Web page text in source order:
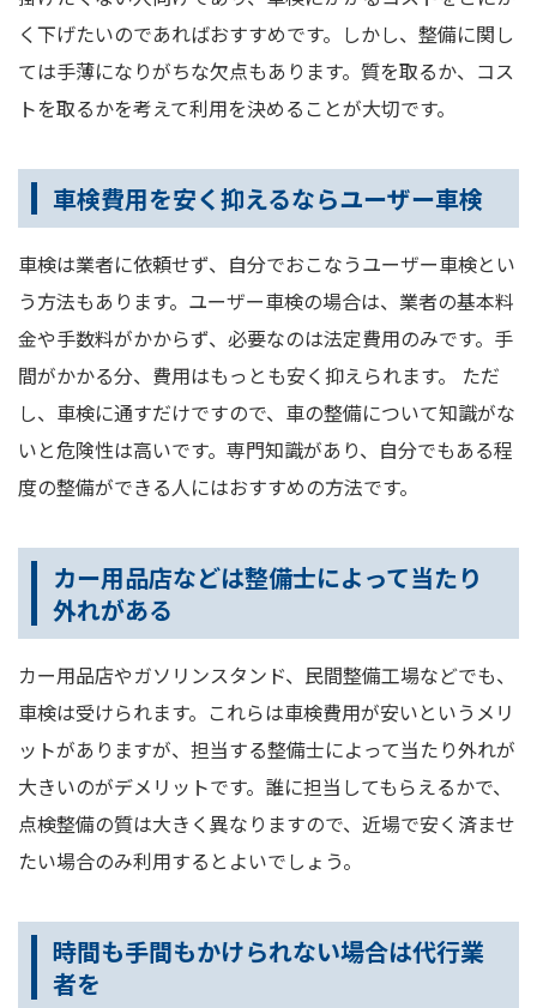
く下げたいのであればおすすめです。しかし、整備に関し
ては手薄になりがちな欠点もあります。質を取るか、コス
トを取るかを考えて利用を決めることが大切です。
車検費用を安く抑えるならユーザー車検
車検は業者に依頼せず、自分でおこなうユーザー車検とい
う方法もあります。ユーザー車検の場合は、業者の基本料
金や手数料がかからず、必要なのは法定費用のみです。手
間がかかる分、費用はもっとも安く抑えられます。 ただ
し、車検に通すだけですので、車の整備について知識がな
いと危険性は高いです。専門知識があり、自分でもある程
度の整備ができる人にはおすすめの方法です。
カー用品店などは整備士によって当たり
外れがある
カー用品店やガソリンスタンド、民間整備工場などでも、
車検は受けられます。これらは車検費用が安いというメリ
ットがありますが、担当する整備士によって当たり外れが
大きいのがデメリットです。誰に担当してもらえるかで、
点検整備の質は大きく異なりますので、近場で安く済ませ
たい場合のみ利用するとよいでしょう。
時間も手間もかけられない場合は代行業
者を